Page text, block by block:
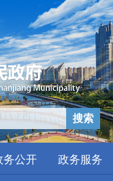
搜索
务公开
政务服务